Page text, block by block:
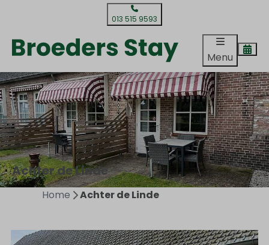
013 515 9593
Menu
Achter de Linde
Home Achter de Linde